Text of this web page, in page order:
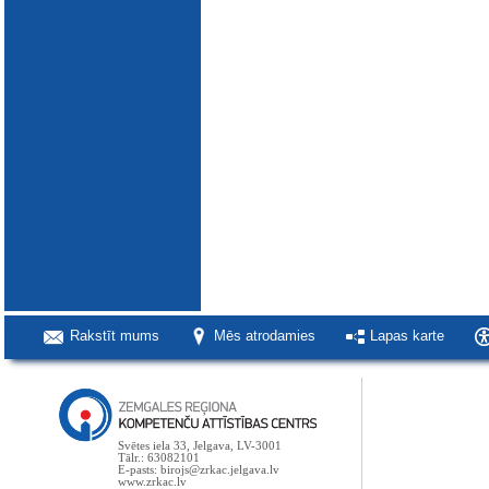
Rakstīt mums Mēs atrodamies Lapas karte
Svētes iela 33, Jelgava, LV-3001
Tālr.: 63082101
E-pasts: birojs@zrkac.jelgava.lv
www.zrkac.lv